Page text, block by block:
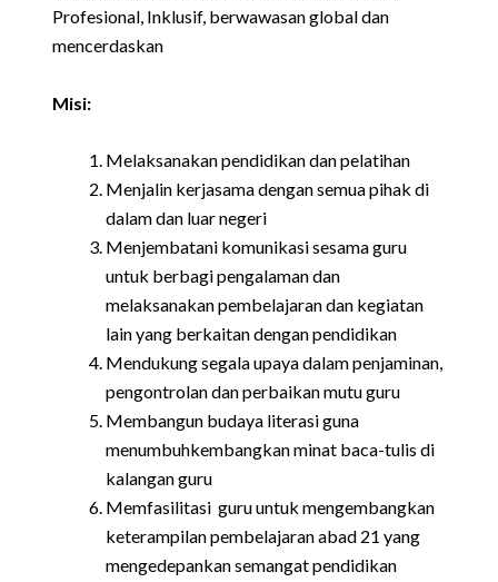
Profesional, Inklusif, berwawasan global dan
mencerdaskan
Misi:
Melaksanakan pendidikan dan pelatihan
Menjalin kerjasama dengan semua pihak di
dalam dan luar negeri
Menjembatani komunikasi sesama guru
untuk berbagi pengalaman dan
melaksanakan pembelajaran dan kegiatan
lain yang berkaitan dengan pendidikan
Mendukung segala upaya dalam penjaminan,
pengontrolan dan perbaikan mutu guru
Membangun budaya literasi guna
menumbuhkembangkan minat baca-tulis di
kalangan guru
Memfasilitasi guru untuk mengembangkan
keterampilan pembelajaran abad 21 yang
mengedepankan semangat pendidikan